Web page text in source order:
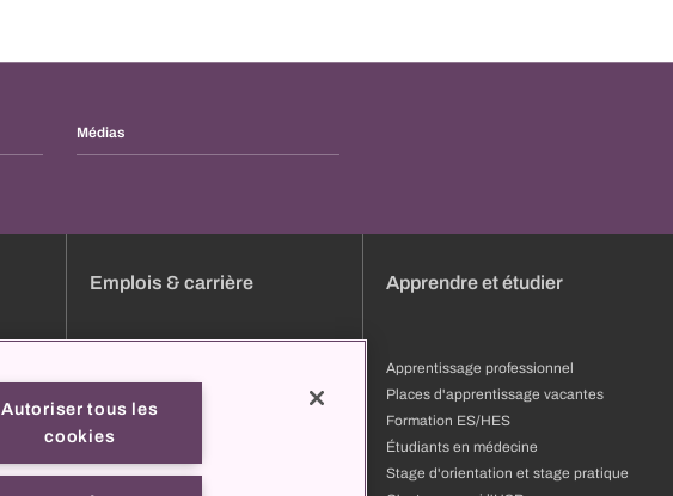
Médias
Emplois & carrière
Formation et développement
Profils professionnels
C'est pourquoi l'USB
Apprendre et étudier
Apprentissage professionnel
Places d'apprentissage vacantes
Formation ES/HES
Étudiants en médecine
Stage d'orientation et stage pratique
Autoriser tous les
cookies